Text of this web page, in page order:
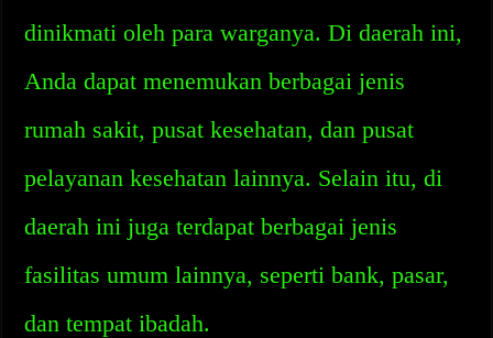
dinikmati oleh para warganya. Di daerah ini,
Anda dapat menemukan berbagai jenis
rumah sakit, pusat kesehatan, dan pusat
pelayanan kesehatan lainnya. Selain itu, di
daerah ini juga terdapat berbagai jenis
fasilitas umum lainnya, seperti bank, pasar,
dan tempat ibadah.